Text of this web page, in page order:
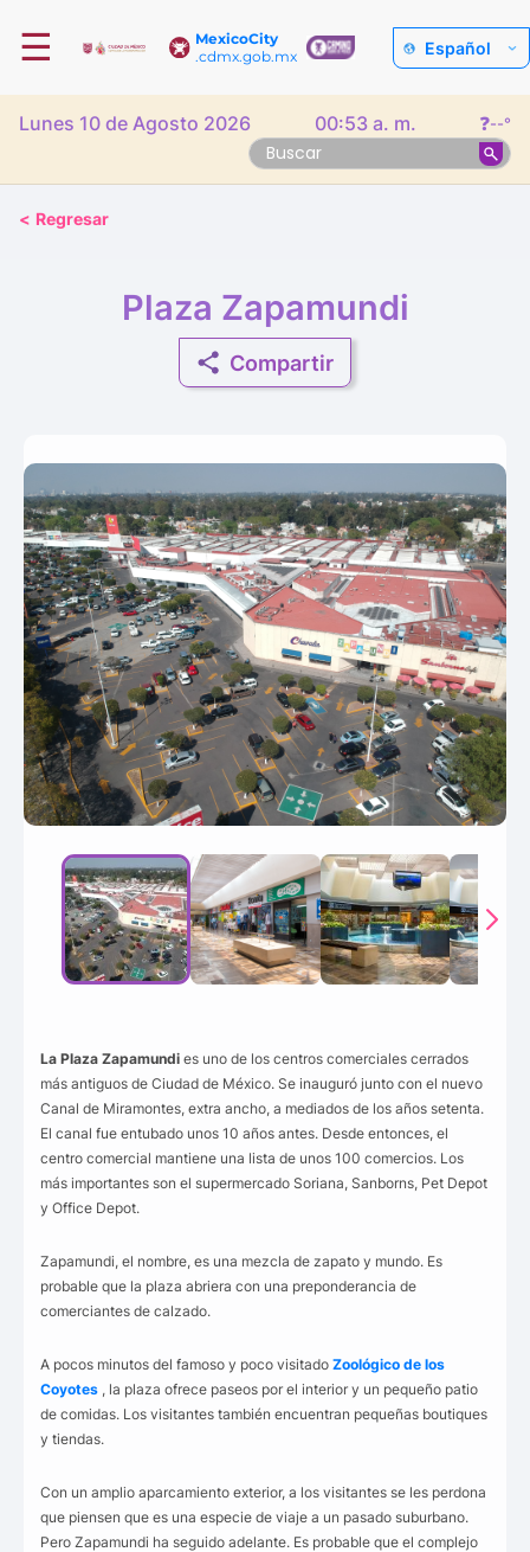
MexicoCity
.cdmx.gob.mx
☰ Español
Lunes 10 de Agosto 2026 00:53 a. m. ❓--°
< Regresar
Plaza Zapamundi
Compartir
La Plaza Zapamundi es uno de los centros comerciales cerrados
más antiguos de Ciudad de México. Se inauguró junto con el nuevo
Canal de Miramontes, extra ancho, a mediados de los años setenta.
El canal fue entubado unos 10 años antes. Desde entonces, el
centro comercial mantiene una lista de unos 100 comercios. Los
más importantes son el supermercado Soriana, Sanborns, Pet Depot
y Office Depot.
Zapamundi, el nombre, es una mezcla de zapato y mundo. Es
probable que la plaza abriera con una preponderancia de
comerciantes de calzado.
A pocos minutos del famoso y poco visitado Zoológico de los
Coyotes
, la plaza ofrece paseos por el interior y un pequeño patio
de comidas. Los visitantes también encuentran pequeñas boutiques
y tiendas.
Con un amplio aparcamiento exterior, a los visitantes se les perdona
que piensen que es una especie de viaje a un pasado suburbano.
Pero Zapamundi ha seguido adelante. Es probable que el complejo